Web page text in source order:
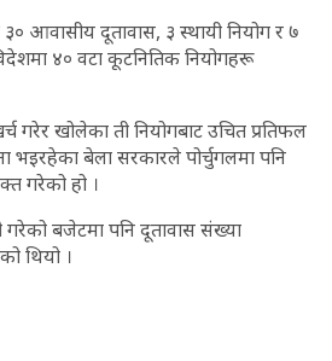
आवासीय दूतावास, ३ स्थायी नियोग र ७
४० वटा कूटनितिक नियोगहरू
गरेर खोलेका ती नियोगबाट उचित प्रतिफल
बेला सरकारले पोर्चुगलमा पनि
गरेको हो ।
बजेटमा पनि दूतावास संख्या
थियो ।